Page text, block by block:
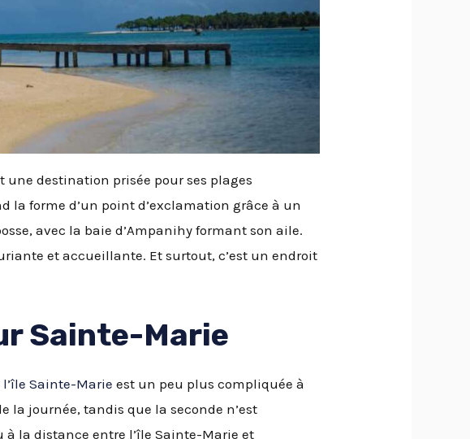
une destination prisée pour ses plages
forme d’un point d’exclamation grâce à un
avec la baie d’Ampanihy formant son aile.
et accueillante. Et surtout, c’est un endroit
Sainte-Marie
l’île Sainte-Marie est un peu plus compliquée à
la journée, tandis que la seconde n’est
à la distance entre l’île Sainte-Marie et